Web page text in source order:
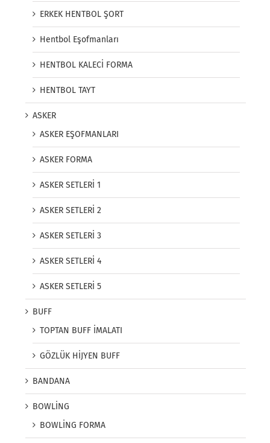
ERKEK HENTBOL ŞORT
Hentbol Eşofmanları
HENTBOL KALECİ FORMA
HENTBOL TAYT
ASKER
ASKER EŞOFMANLARI
ASKER FORMA
ASKER SETLERİ 1
ASKER SETLERİ 2
ASKER SETLERİ 3
ASKER SETLERİ 4
ASKER SETLERİ 5
BUFF
TOPTAN BUFF İMALATI
GÖZLÜK HİJYEN BUFF
BANDANA
BOWLİNG
BOWLİNG FORMA